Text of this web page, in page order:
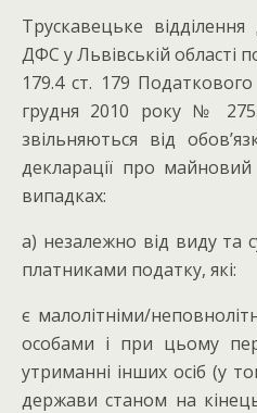
Трускавецьке
ДФС у Львівській області
179.4 ст. 179
грудня 2010 року №
звільняються від
декларації про
випадках:
а) незалежно від виду та
платниками податку, які:
є малолітніми/
особами і при цьому
утриманні інших осіб (у
держави станом на